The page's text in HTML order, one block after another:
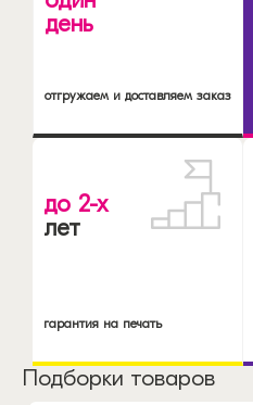
день
отгружаем и доставляем заказ
до 2-х
лет
гарантия на печать
Подборки товаров